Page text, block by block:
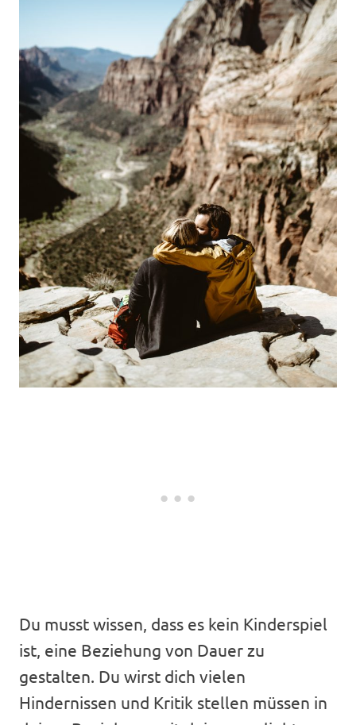
Du musst wissen, dass es kein Kinderspiel
ist, eine Beziehung von Dauer zu
gestalten. Du wirst dich vielen
Hindernissen und Kritik stellen müssen in